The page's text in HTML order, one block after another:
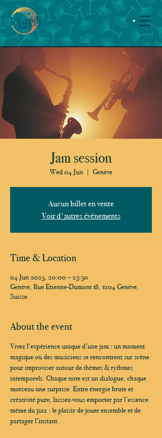
Jam session
Wed 04 Jun
  |
Genève
Aucun billet en vente
Voir d'autres événements
Time & Location
04 Jun 2025, 20:00 – 23:50
Genève, Rue Etienne-Dumont 18, 1204 Genève,
Suisse
About the event
Vivez l’expérience unique d’une jam : un moment
magique où des musiciens se rencontrent sur scène
pour improviser autour de thèmes & rythmes
intemporels. Chaque note est un dialogue, chaque
morceau une surprise. Entre énergie brute et
créativité pure, laissez-vous emporter par l’essence
même du jazz : le plaisir de jouer ensemble et de
partager l’instant.